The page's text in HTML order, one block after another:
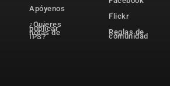
Apóyenos
¿Quieres
publicar
notas de
IPS?
Flickr
Reglas de
comunidad